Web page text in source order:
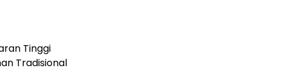
Tinggi
Tradisional